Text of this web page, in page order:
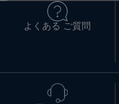
よくある ご質問